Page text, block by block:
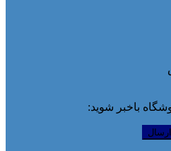
باخبر شوید: